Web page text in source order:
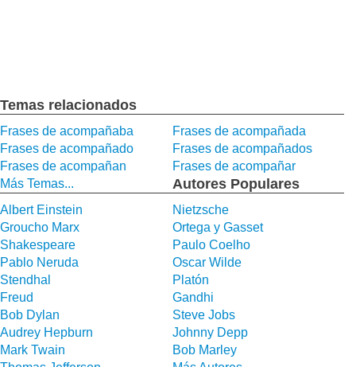
Temas relacionados
Frases de acompañaba
Frases de acompañada
Frases de acompañado
Frases de acompañados
Frases de acompañan
Frases de acompañar
Más Temas...
Autores Populares
Albert Einstein
Nietzsche
Groucho Marx
Ortega y Gasset
Shakespeare
Paulo Coelho
Pablo Neruda
Oscar Wilde
Stendhal
Platón
Freud
Gandhi
Bob Dylan
Steve Jobs
Audrey Hepburn
Johnny Depp
Mark Twain
Bob Marley